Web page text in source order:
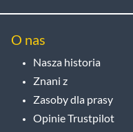
O nas
Nasza historia
Znani z
Zasoby dla prasy
Opinie Trustpilot